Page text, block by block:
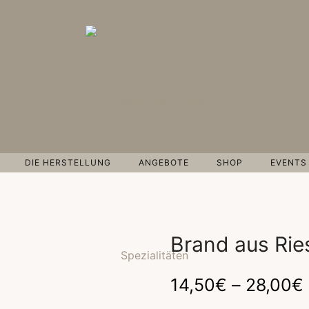
DIE HERSTELLUNG ANGEBOTE SHOP EVENTS
Brand aus
14,50€ – 28,00€